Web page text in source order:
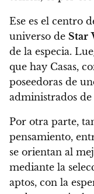
Ese es el centro
universo de Star
de la especia.
que hay Casas,
poseedoras de
administrados
Por otra parte,
pensamiento,
se orientan al
mediante la
aptos, con la